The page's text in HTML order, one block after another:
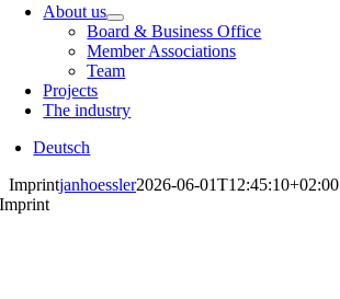
About us
Board & Business Office
Member Associations
Team
Projects
The industry
Deutsch
Imprintjanhoessler2026-06-01T12:45:10+02:00
Imprint